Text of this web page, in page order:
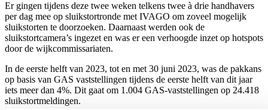
Er gingen tijdens deze twee weken telkens twee à drie handhavers
per dag mee op sluikstortronde met IVAGO om zoveel mogelijk
sluikstorten te doorzoeken. Daarnaast werden ook de
sluikstortcamera’s ingezet en was er een verhoogde inzet op hotspots
door de wijkcommissariaten.
In de eerste helft van 2023, tot en met 30 juni 2023, was de pakkans
op basis van GAS vaststellingen tijdens de eerste helft van dit jaar
iets meer dan 4%. Dit gaat om 1.004 GAS-vaststellingen op 24.418
sluikstortmeldingen.